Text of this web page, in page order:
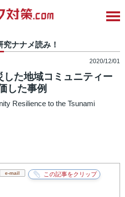
ナナメ読み！
2020/12/01
た地域コミュニティー
した事例
Resilience to the Tsunami
e-mail